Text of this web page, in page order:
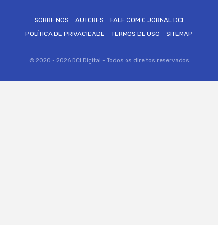
SOBRE NÓS AUTORES
FALE COM O JORNAL DCI
POLÍTICA DE PRIVACIDADE
TERMOS DE USO SITEMAP
© 2020 - 2026 DCI Digital - Todos os direitos reservados